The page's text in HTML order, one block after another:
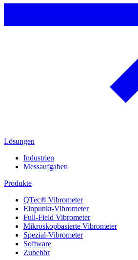
Lösungen
Industrien
Messaufgaben
Produkte
QTec® Vibrometer
Einpunkt-Vibrometer
Full-Field Vibrometer
Mikroskopbasierte Vibrometer
Spezial-Vibrometer
Software
Zubehör